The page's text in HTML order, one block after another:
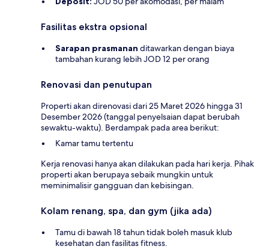
Fasilitas ekstra opsional
Sarapan prasmanan ditawarkan dengan biaya
tambahan kurang lebih JOD 12 per orang
Renovasi dan penutupan
Properti akan direnovasi dari 25 Maret 2026 hingga 31
Desember 2026 (tanggal penyelsaian dapat berubah
sewaktu-waktu). Berdampak pada area berikut:
Kamar tamu tertentu
Kerja renovasi hanya akan dilakukan pada hari kerja. Pihak
properti akan berupaya sebaik mungkin untuk
meminimalisir gangguan dan kebisingan.
Kolam renang, spa, dan gym (jika ada)
Tamu di bawah 18 tahun tidak boleh masuk klub
kesehatan dan fasilitas fitness.